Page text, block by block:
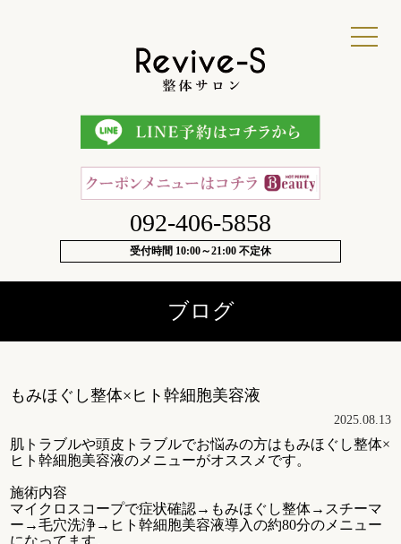
092-406-5858
受付時間 10:00～21:00 不定休
ブログ
もみほぐし整体×ヒト幹細胞美容液
2025.08.13
肌トラブルや頭皮トラブルでお悩みの方はもみほぐし整体×
ヒト幹細胞美容液のメニューがオススメです。
施術内容
マイクロスコープで症状確認→もみほぐし整体→スチーマ
ー→毛穴洗浄→ヒト幹細胞美容液導入の約80分のメニュー